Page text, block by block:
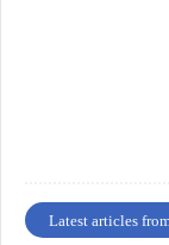
Latest articles